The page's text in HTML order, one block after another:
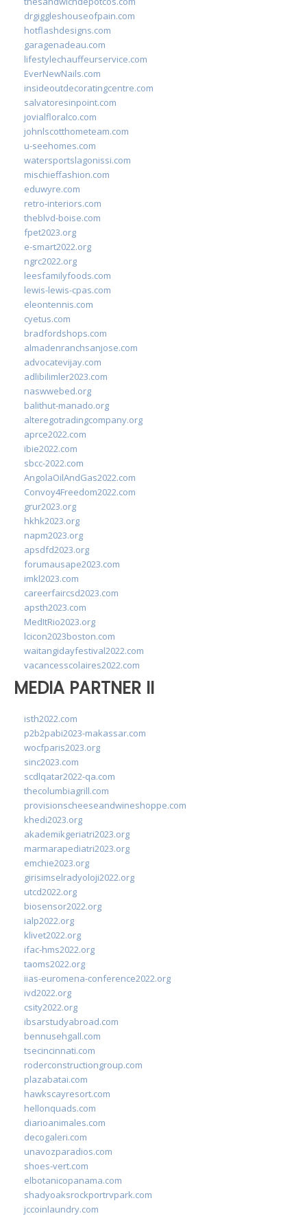
drgiggleshouseofpain.com
hotflashdesigns.com
garagenadeau.com
lifestylechauffeurservice.com
EverNewNails.com
insideoutdecoratingcentre.com
salvatoresinpoint.com
jovialfloralco.com
johnlscotthometeam.com
u-seehomes.com
watersportslagonissi.com
mischieffashion.com
eduwyre.com
retro-interiors.com
theblvd-boise.com
fpet2023.org
e-smart2022.org
ngrc2022.org
leesfamilyfoods.com
lewis-lewis-cpas.com
eleontennis.com
cyetus.com
bradfordshops.com
almadenranchsanjose.com
advocatevijay.com
adlibilimler2023.com
naswwebed.org
balithut-manado.org
alteregotradingcompany.org
aprce2022.com
ibie2022.com
sbcc-2022.com
AngolaOilAndGas2022.com
Convoy4Freedom2022.com
grur2023.org
hkhk2023.org
napm2023.org
apsdfd2023.org
forumausape2023.com
imkl2023.com
careerfaircsd2023.com
apsth2023.com
MedItRio2023.org
lcicon2023boston.com
waitangidayfestival2022.com
vacancesscolaires2022.com
MEDIA PARTNER II
isth2022.com
p2b2pabi2023-makassar.com
wocfparis2023.org
sinc2023.com
scdlqatar2022-qa.com
thecolumbiagrill.com
provisionscheeseandwineshoppe.com
khedi2023.org
akademikgeriatri2023.org
marmarapediatri2023.org
emchie2023.org
girisimselradyoloji2022.org
utcd2022.org
biosensor2022.org
ialp2022.org
klivet2022.org
ifac-hms2022.org
taoms2022.org
iias-euromena-conference2022.org
ivd2022.org
csity2022.org
ibsarstudyabroad.com
bennusehgall.com
tsecincinnati.com
roderconstructiongroup.com
plazabatai.com
hawkscayresort.com
hellonquads.com
diarioanimales.com
decogaleri.com
unavozparadios.com
shoes-vert.com
elbotanicopanama.com
shadyoaksrockportrvpark.com
jccoinlaundry.com